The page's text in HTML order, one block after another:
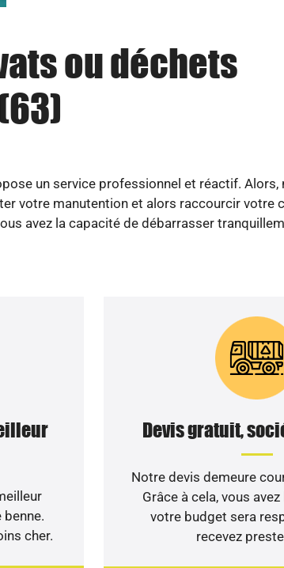
ou déchets
un service professionnel et réactif.
votre manutention et alors raccourcir votre
avez la capacité de débarrasser
cher.
Devis gratuit,
Notre devis demeure
Grâce à cela, vous
votre budget sera
recevez